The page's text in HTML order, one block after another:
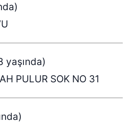
yaşında)
PULUR SOK NO 31